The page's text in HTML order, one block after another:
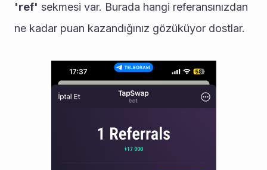
'ref' sekmesi var. Burada hangi referansınızdan
ne kadar puan kazandığınız gözüküyor dostlar.